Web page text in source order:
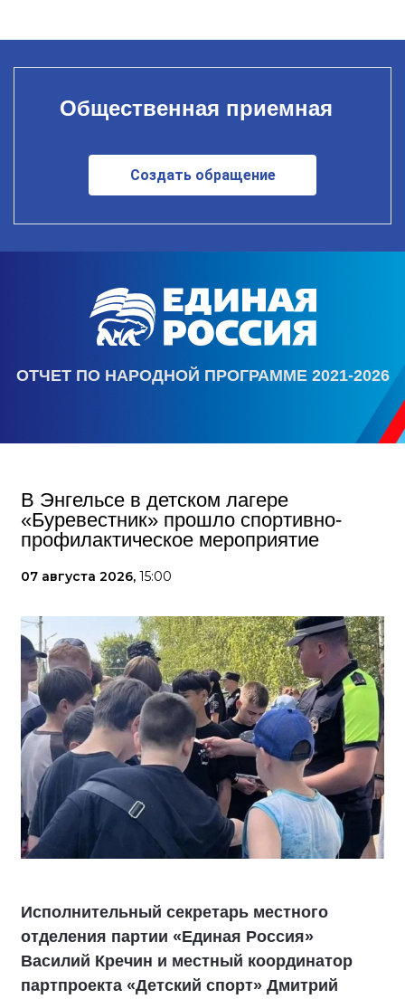
Общественная приемная
Создать обращение
ОТЧЕТ ПО НАРОДНОЙ ПРОГРАММЕ 2021-2026
В Энгельсе в детском лагере
«Буревестник» прошло спортивно-
профилактическое мероприятие
07 августа 2026, 15:00
Исполнительный секретарь местного
отделения партии «Единая Россия»
Василий Кречин и местный координатор
партпроекта «Детский спорт» Дмитрий